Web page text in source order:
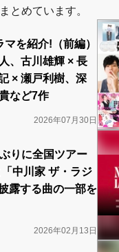
とめています。
を紹介!（前編）
、古川雄輝 × 長
× 瀬戸利樹、深
など7作
2026年07月30日
りに全国ツアー
中川家 ザ・ラジ
露する曲の一部を
2026年02月13日